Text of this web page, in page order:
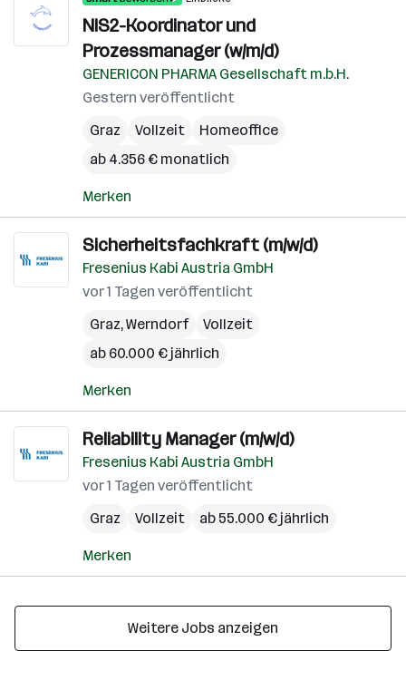
NIS2-Koordinator und
Prozessmanager (w/m/d)
GENERICON PHARMA Gesellschaft m.b.H.
Gestern veröffentlicht
Graz
Vollzeit
Homeoffice
ab 4.356 € monatlich
Merken
Sicherheitsfachkraft (m/w/d)
Fresenius Kabi Austria GmbH
vor 1 Tagen veröffentlicht
Graz,Werndorf
Vollzeit
ab 60.000 € jährlich
Merken
Reliability Manager (m/w/d)
Fresenius Kabi Austria GmbH
vor 1 Tagen veröffentlicht
Graz
Vollzeit ab 55.000 € jährlich
Merken
Weitere Jobs anzeigen